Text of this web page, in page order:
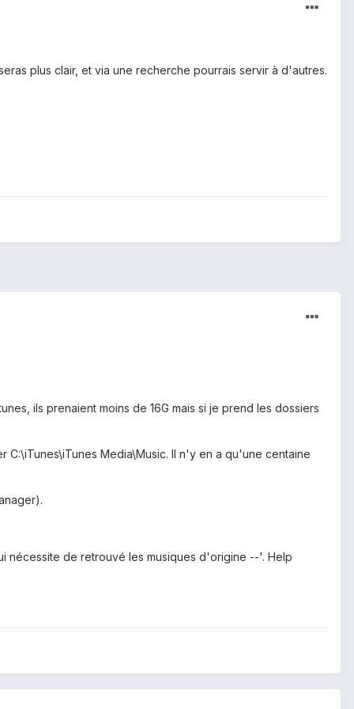
plus clair, et via une recherche pourrais servir à d'autres.
ils prenaient moins de 16G mais si je prend les dossiers
Media\Music. Il n'y en a qu'une centaine
nécessite de retrouvé les musiques d'origine --'. Help